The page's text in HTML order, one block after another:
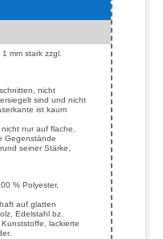
mm stark zzgl.
nicht
sind und nicht
ist kaum
nur auf flache,
Gegenstände
seiner Stärke,
% Polyester,
auf glatten
Edelstahl bz.
lackierte